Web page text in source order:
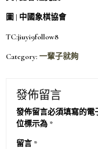
圖 | 中國象棋協會
TC:jiuyi9follow8
Category: 一輩子就夠
發佈留言
發佈留言必須填寫的電
位標示為 *
留言 *